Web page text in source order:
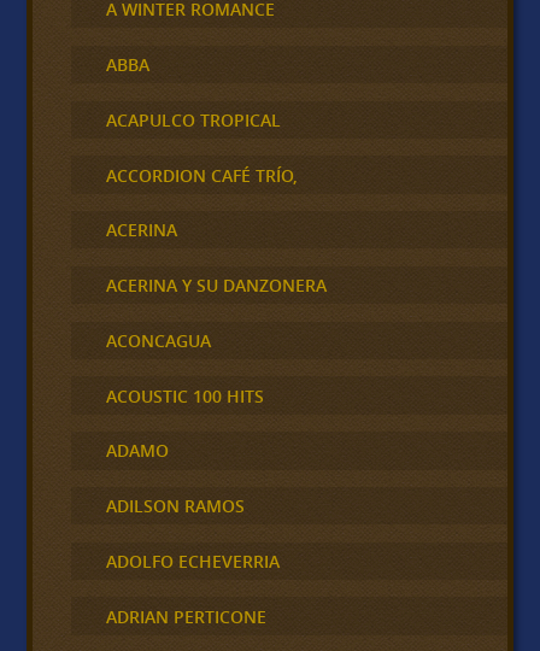
A WINTER ROMANCE
ABBA
ACAPULCO TROPICAL
ACCORDION CAFÉ TRÍO,
ACERINA
ACERINA Y SU DANZONERA
ACONCAGUA
ACOUSTIC 100 HITS
ADAMO
ADILSON RAMOS
ADOLFO ECHEVERRIA
ADRIAN PERTICONE